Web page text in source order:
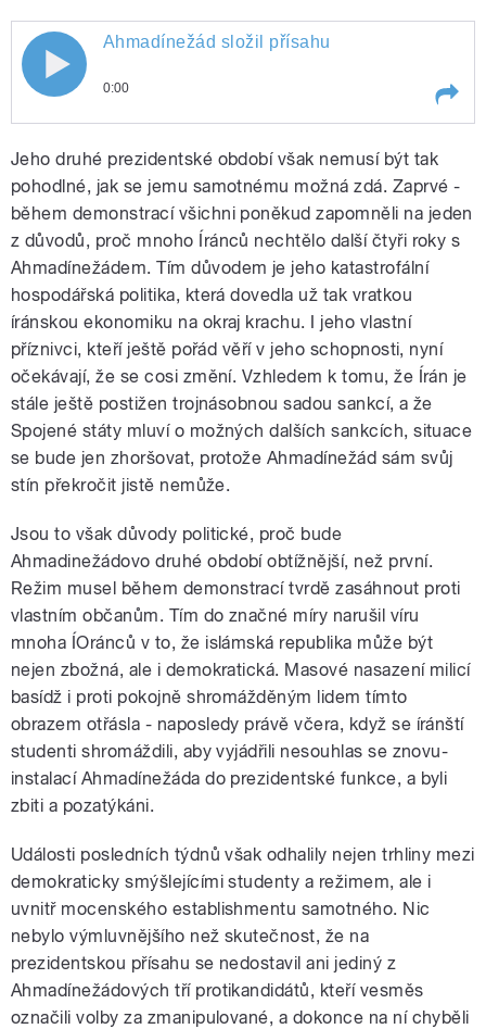
pause
Ahmadínežád složil přísahu
0:00
Jeho druhé prezidentské období však nemusí být tak
pohodlné, jak se jemu samotnému možná zdá. Zaprvé -
během demonstrací všichni poněkud zapomněli na jeden
z důvodů, proč mnoho Íránců nechtělo další čtyři roky s
Ahmadínežádem. Tím důvodem je jeho katastrofální
hospodářská politika, která dovedla už tak vratkou
íránskou ekonomiku na okraj krachu. I jeho vlastní
příznivci, kteří ještě pořád věří v jeho schopnosti, nyní
očekávají, že se cosi změní. Vzhledem k tomu, že Írán je
stále ještě postižen trojnásobnou sadou sankcí, a že
Spojené státy mluví o možných dalších sankcích, situace
se bude jen zhoršovat, protože Ahmadínežád sám svůj
stín překročit jistě nemůže.
Jsou to však důvody politické, proč bude
Ahmadinežádovo druhé období obtížnější, než první.
Režim musel během demonstrací tvrdě zasáhnout proti
vlastním občanům. Tím do značné míry narušil víru
mnoha ÍOránců v to, že islámská republika může být
nejen zbožná, ale i demokratická. Masové nasazení milicí
basídž i proti pokojně shromážděným lidem tímto
obrazem otřásla - naposledy právě včera, když se íránští
studenti shromáždili, aby vyjádřili nesouhlas se znovu-
instalací Ahmadínežáda do prezidentské funkce, a byli
zbiti a pozatýkáni.
Události posledních týdnů však odhalily nejen trhliny mezi
demokraticky smýšlejícími studenty a režimem, ale i
uvnitř mocenského establishmentu samotného. Nic
nebylo výmluvnějšího než skutečnost, že na
prezidentskou přísahu se nedostavil ani jediný z
Ahmadínežádových tří protikandidátů, kteří vesměs
označili volby za zmanipulované, a dokonce na ní chyběli